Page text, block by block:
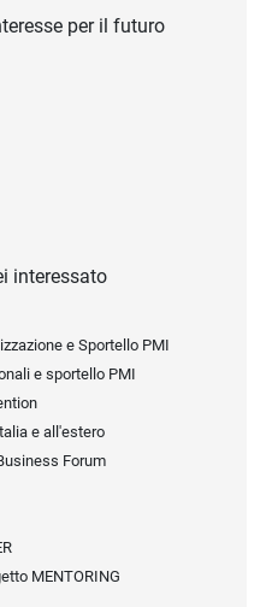
per il futuro
interessato
e Sportello PMI
e sportello PMI
e all'estero
Forum
MENTORING